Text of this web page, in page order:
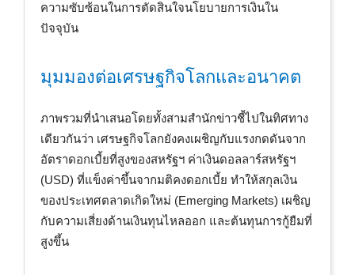
ความซับซ้อนในการตัดสินใจนโยบายการเงินใน
ปัจจุบัน
มุมมองต่อเศรษฐกิจโลกและอนาคต
ภาพรวมที่นำเสนอโดยทั้งสามสำนักข่าวชี้ไปในทิศทาง
เดียวกันว่า เศรษฐกิจโลกยังคงเผชิญกับแรงกดดันจาก
อัตราดอกเบี้ยที่สูงของสหรัฐฯ ค่าเงินดอลลาร์สหรัฐฯ
(USD) ที่แข็งค่าขึ้นจากมติคงดอกเบี้ย ทำให้สกุลเงิน
ของประเทศตลาดเกิดใหม่ (Emerging Markets) เผชิญ
กับความเสี่ยงด้านเงินทุนไหลออก และต้นทุนการกู้ยืมที่
สูงขึ้น